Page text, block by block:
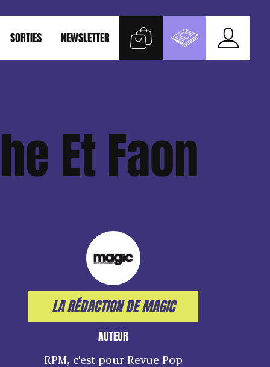
SORTIES NEWSLETTER
Et Faon
LA RÉDACTION DE MAGIC
AUTEUR
RPM, c'est pour Revue Pop